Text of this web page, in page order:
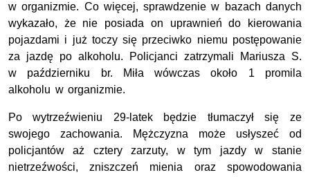
w organizmie. Co więcej, sprawdzenie w bazach danych
wykazało, że nie posiada on uprawnień do kierowania
pojazdami i już toczy się przeciwko niemu postępowanie
za jazdę po alkoholu. Policjanci zatrzymali Mariusza S.
w październiku br. Miła wówczas około 1 promila
alkoholu w organizmie.
Po wytrzeźwieniu 29-latek będzie tłumaczył się ze
swojego zachowania. Mężczyzna może usłyszeć od
policjantów aż cztery zarzuty, w tym jazdy w stanie
nietrzeźwości, zniszczeń mienia oraz spowodowania